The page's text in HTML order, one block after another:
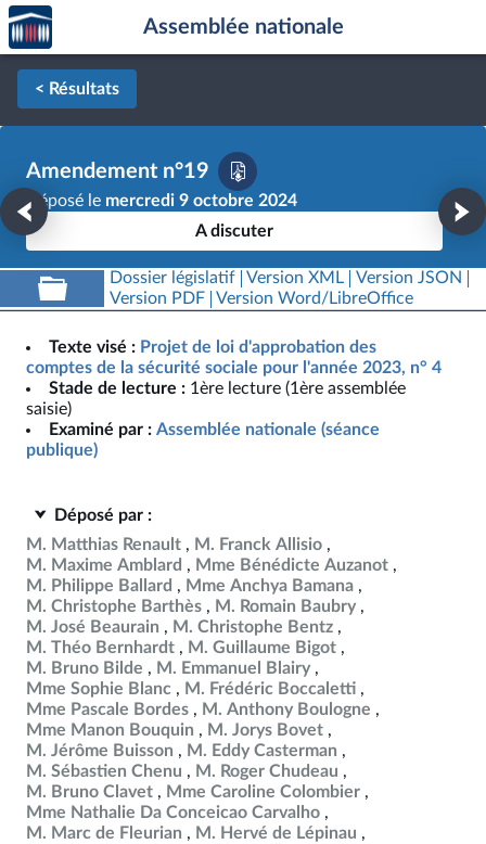
Aller au contenu
Aller en bas de la page
Accèder
à la
page
d'accueil
Assemblée nationale
< Résultats
Amendement n°19
Déposé le mercredi 9 octobre 2024
A discuter
Dossier législatif Version XML
Version JSON
Version PDF
Version Word/LibreOffice
Texte visé : Projet de loi d'approbation des
comptes de la sécurité sociale pour l'année 2023, n° 4
Stade de lecture : 1ère lecture (1ère assemblée
saisie)
Examiné par : Assemblée nationale (séance
publique)
Déposé par :
M. Matthias Renault
M. Franck Allisio
M. Maxime Amblard
Mme Bénédicte Auzanot
M. Philippe Ballard
Mme Anchya Bamana
M. Christophe Barthès
M. Romain Baubry
M. José Beaurain
M. Christophe Bentz
M. Théo Bernhardt
M. Guillaume Bigot
M. Bruno Bilde
M. Emmanuel Blairy
Mme Sophie Blanc
M. Frédéric Boccaletti
Mme Pascale Bordes
M. Anthony Boulogne
Mme Manon Bouquin
M. Jorys Bovet
M. Jérôme Buisson
M. Eddy Casterman
M. Sébastien Chenu
M. Roger Chudeau
M. Bruno Clavet
Mme Caroline Colombier
Mme Nathalie Da Conceicao Carvalho
M. Marc de Fleurian
M. Hervé de Lépinau